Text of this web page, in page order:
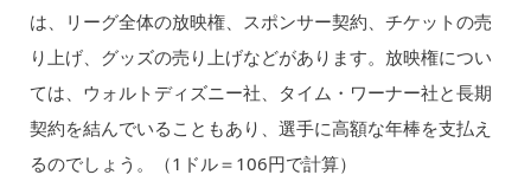
は、リーグ全体の放映権、スポンサー契約、チケットの売
り上げ、グッズの売り上げなどがあります。放映権につい
ては、ウォルトディズニー社、タイム・ワーナー社と長期
契約を結んでいることもあり、選手に高額な年棒を支払え
るのでしょう。（1ドル＝106円で計算）